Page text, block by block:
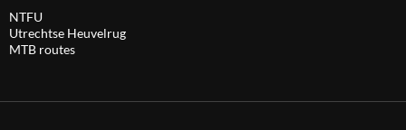
NTFU
Utrechtse Heuvelrug
MTB routes